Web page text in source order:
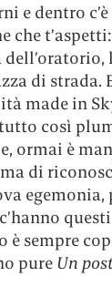
e dentro
che
di
made in
così
ormai è
di
egemonia,
sempre
pure Un